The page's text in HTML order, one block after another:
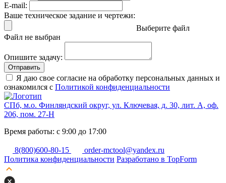
E-mail:
Ваше техническое задание и чертежи:
Выберите файл
Файл не выбран
Опишите задачу:
Отправить
Я даю свое согласие на обработку персональных данных и
ознакомился с Политикой конфиденциальности
СПб, м.о. Финляндский округ, ул. Ключевая, д. 30, лит. А, оф.
206, пом. 27-Н
Время работы: с 9:00 до 17:00
8(800)600-80-15
order-mctool@yandex.ru
Политика конфиденциальности Разработано в TopForm